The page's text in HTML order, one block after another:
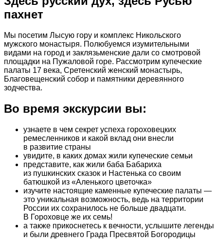
пахнет
Мы посетим Лысую гору и комплекс Никольского
мужского монастыря. Полюбуемся изумительными
видами на город и заклязьменские дали со смотровой
площадки на Пужаловой горе. Рассмотрим купеческие
палаты 17 века, Сретенский женский монастырь,
Благовещенский собор и памятники деревянного
зодчества.
Во время экскурсии вы:
узнаете в чем секрет успеха гороховецких
ремесленников и какой вклад они внесли
в развитие страны
увидите, в каких домах жили купеческие семьи
представите, как жили баба Бабариха
из пушкинских сказок и Настенька со своим
батюшкой из «Аленького цветочка»
изучите настоящие каменные купеческие палаты —
это уникальная возможность, ведь на территории
России их сохранилось не больше двадцати.
В Гороховце же их семь!
а также прикоснетесь к вечности, услышите легенды
и были древнего Града Пресвятой Богородицы